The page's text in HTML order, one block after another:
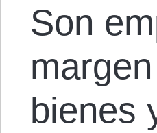
Son
bienes